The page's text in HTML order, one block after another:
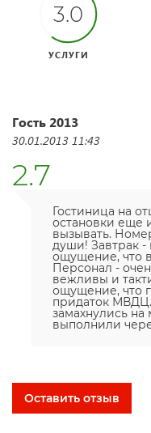
3.0
УСЛУГИ
Гость 2013
30.01.2013 11:43
2.7
Гостиница на
остановки еще
вызывать.
души! Завтрак -
ощущение, что
Персонал -
вежливы и
ощущение, что
придаток
замахнулись
выполнили
Оставить отзыв